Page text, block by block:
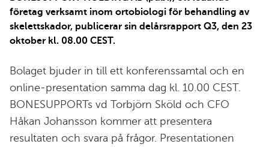
företag verksamt inom ortobiologi för behandling av
skelettskador, publicerar sin delårsrapport Q3, den 23
oktober kl. 08.00 CEST.
Bolaget bjuder in till ett konferenssamtal och en
online-presentation samma dag kl. 10.00 CEST.
BONESUPPORTs vd Torbjörn Sköld och CFO
Håkan Johansson kommer att presentera
resultaten och svara på frågor. Presentationen